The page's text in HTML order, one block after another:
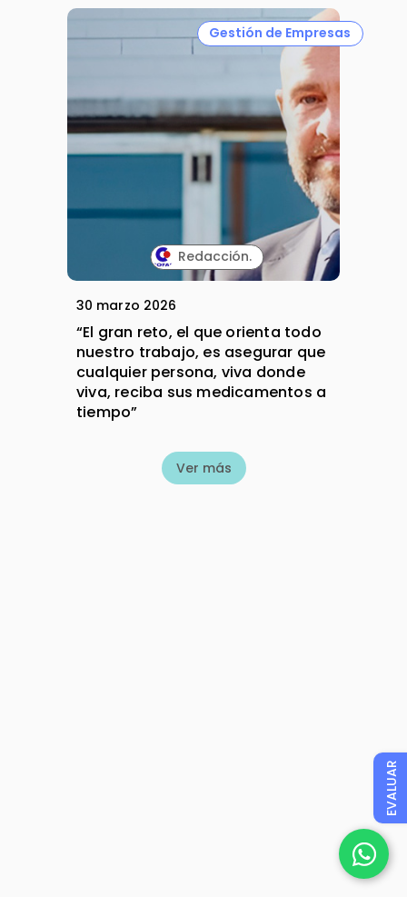
Gestión de Empresas
Redacción.
30 marzo 2026
“El gran reto, el que orienta todo
nuestro trabajo, es asegurar que
cualquier persona, viva donde
viva, reciba sus medicamentos a
tiempo”
Ver más
EVALUAR